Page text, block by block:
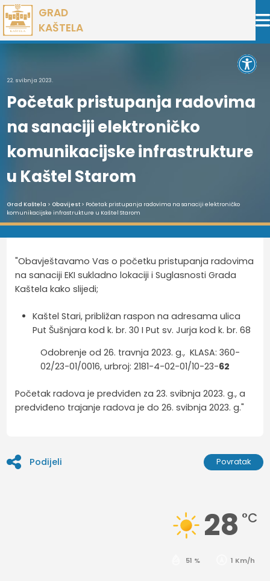
Preskoči
na
sadržaj
GRAD
KAŠTELA
22. svibnja 2023.
Početak pristupanja radovima
na sanaciji elektroničko
komunikacijske infrastrukture
u Kaštel Starom
Grad Kaštela > Obavijest> Početak pristupanja radovima na sanaciji elektroničko
komunikacijske infrastrukture u Kaštel Starom
"Obavještavamo Vas o početku pristupanja radovima
na sanaciji EKI sukladno lokaciji i Suglasnosti Grada
Kaštela kako slijedi;
Kaštel Stari, približan raspon na adresama ulica
Put Šušnjara kod k. br. 30 I Put sv. Jurja kod k. br. 68
Odobrenje od 26. travnja 2023. g., KLASA: 360-
02/23-01/0016, urbroj: 2181-4-02-01/10-23-62
Početak radova je predviđen za 23. svibnja 2023. g., a
predviđeno trajanje radova je do 26. svibnja 2023. g."
Podijeli Povratak
28 °C
51 % 1 Km/h